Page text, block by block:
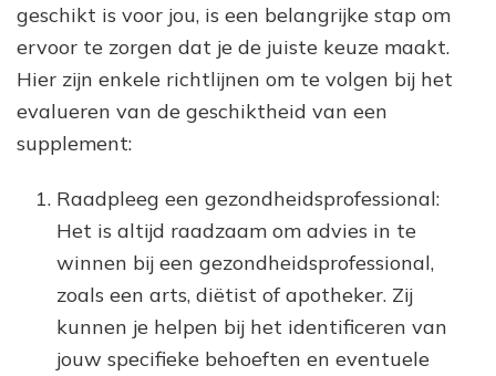
geschikt is voor jou, is een belangrijke stap om
ervoor te zorgen dat je de juiste keuze maakt.
Hier zijn enkele richtlijnen om te volgen bij het
evalueren van de geschiktheid van een
supplement:
Raadpleeg een gezondheidsprofessional:
Het is altijd raadzaam om advies in te
winnen bij een gezondheidsprofessional,
zoals een arts, diëtist of apotheker. Zij
kunnen je helpen bij het identificeren van
jouw specifieke behoeften en eventuele